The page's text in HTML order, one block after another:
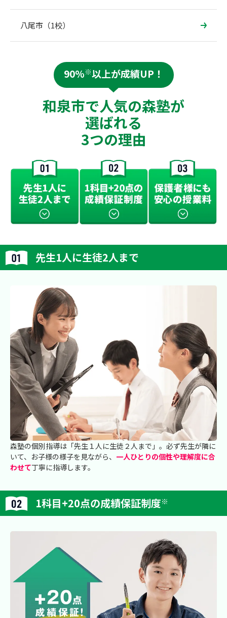
八尾市（1校）
90%※以上が成績UP！
和泉市で人気の森塾が
選ばれる
3つの理由
先生1人に生徒2人まで
森塾の個別指導は「先生１人に生徒２人まで」。必ず先生が隣に
いて、お子様の様子を見ながら、 一人ひとりの個性や理解度に合
わせて丁寧に指導します。
1科目+20点の成績保証制度※